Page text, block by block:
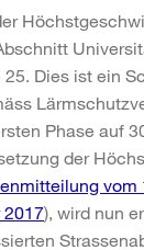
Dies ist ein
Phase auf
der
vom
2017), wird nun